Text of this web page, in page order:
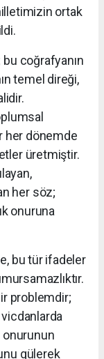
ortak
bu coğrafyanın
temel direği,
her dönemde
üretmiştir.
her söz;
onuruna
bu tür ifadeler
problemdir;
onurunun
gülerek